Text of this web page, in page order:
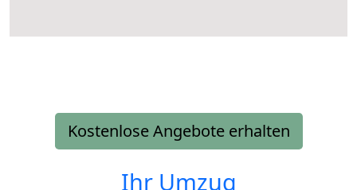
Kostenlose Angebote erhalten
Ihr Umzug